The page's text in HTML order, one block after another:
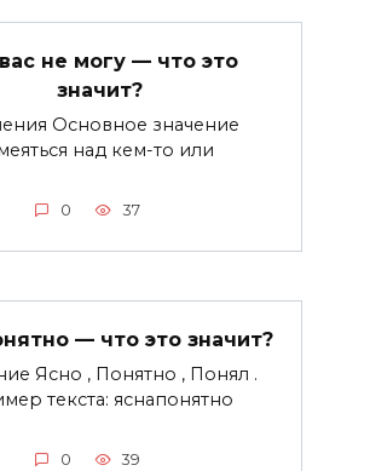
не могу — что это
значит?
Основное значение
над кем-то или
0 37
— что это значит?
Ясно , Понятно , Понял .
текста: яснапонятно
0 39